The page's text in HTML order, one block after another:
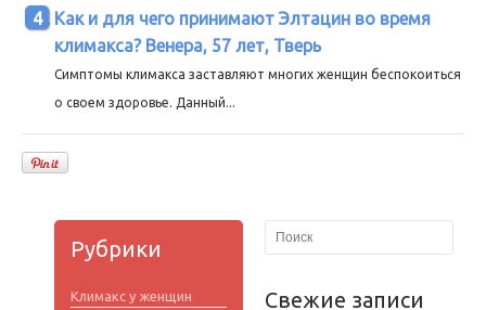
Как и для чего принимают Элтацин во время
климакса? Венера, 57 лет, Тверь
Симптомы климакса заставляют многих женщин беспокоиться
о своем здоровье. Данный...
Рубрики
Климакс у женщин
Свежие записи